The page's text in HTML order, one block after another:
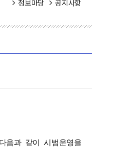
정보마당 공지사항
음과 같이 시범운영을